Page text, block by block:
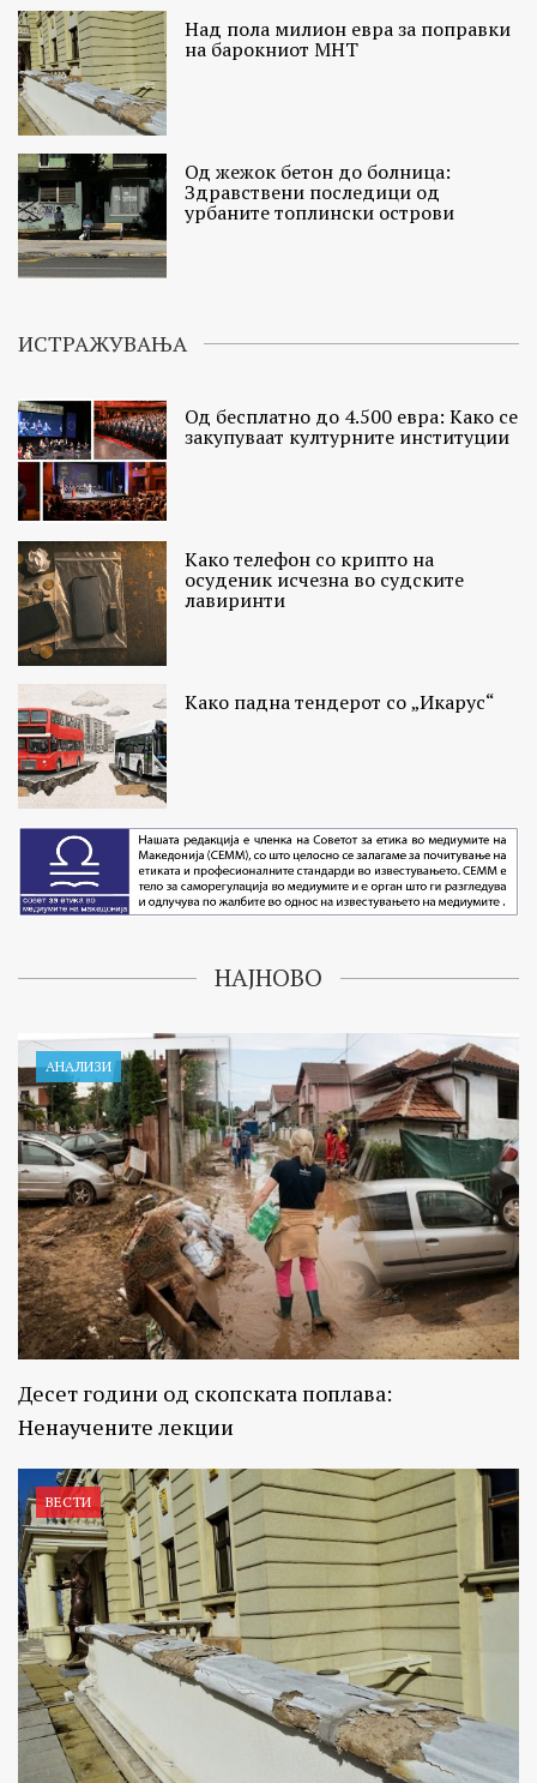
Над пола милион евра за поправки
на барокниот МНТ
Од жежок бетон до болница:
Здравствени последици од
урбаните топлински острови
ИСТРАЖУВАЊА
Од бесплатно до 4.500 евра: Како се
закупуваат културните институции
Како телефон со крипто на
осуденик исчезна во судските
лавиринти
Како падна тендерот со „Икарус“
НАЈНОВО
АНАЛИЗИ
Десет години од скопската поплава:
Ненаучените лекции
ВЕСТИ